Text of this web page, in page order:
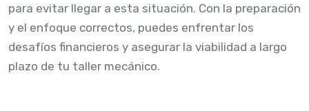
para evitar llegar a esta situación. Con la preparación
y el enfoque correctos, puedes enfrentar los
desafíos financieros y asegurar la viabilidad a largo
plazo de tu taller mecánico.